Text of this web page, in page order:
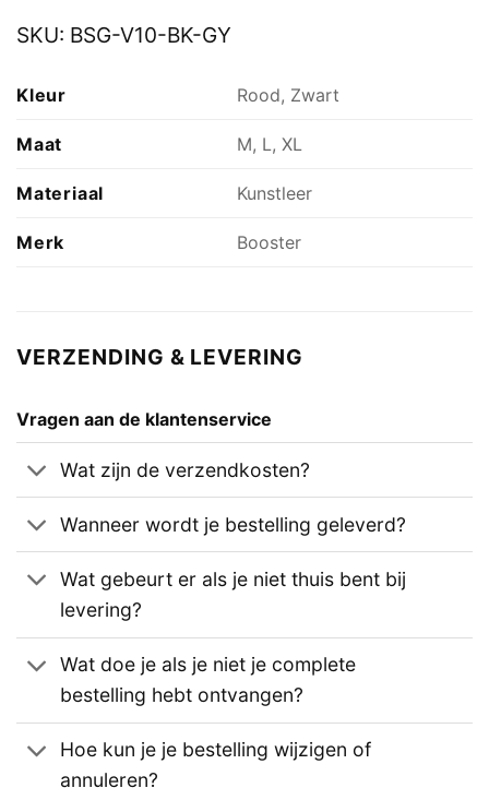
SKU: BSG-V10-BK-GY
Kleur Rood, Zwart
Maat M, L, XL
Materiaal Kunstleer
Merk Booster
VERZENDING & LEVERING
Vragen aan de klantenservice
Wat zijn de verzendkosten?
Wanneer wordt je bestelling geleverd?
Wat gebeurt er als je niet thuis bent bij
levering?
Wat doe je als je niet je complete
bestelling hebt ontvangen?
Hoe kun je je bestelling wijzigen of
annuleren?